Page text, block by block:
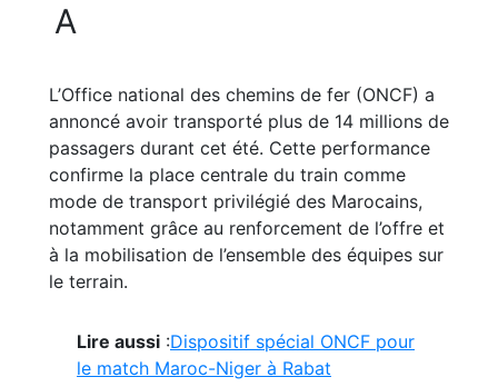
A
L’Office national des chemins de fer (ONCF) a
annoncé avoir transporté plus de 14 millions de
passagers durant cet été. Cette performance
confirme la place centrale du train comme
mode de transport privilégié des Marocains,
notamment grâce au renforcement de l’offre et
à la mobilisation de l’ensemble des équipes sur
le terrain.
Lire aussi :Dispositif spécial ONCF pour
le match Maroc-Niger à Rabat